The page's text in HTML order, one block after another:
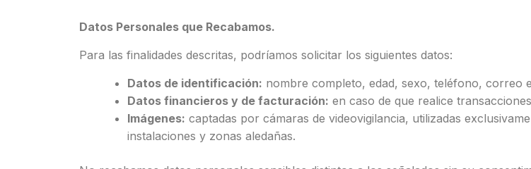
Datos Personales que Recabamos.
Para las finalidades descritas, podríamos solicitar los siguientes datos:
Datos de identificación: nombre completo, edad, sexo, teléfono, correo
Datos financieros y de facturación: en caso de que realice
Imágenes: captadas por cámaras de videovigilancia, utilizadas
instalaciones y zonas aledañas.